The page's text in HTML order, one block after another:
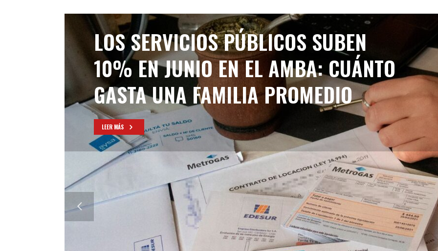
LOS SERVICIOS PÚBLICOS SUBEN
10% EN JUNIO EN EL AMBA: CUÁNTO
GASTA UNA FAMILIA PROMEDIO
LEER MÁS